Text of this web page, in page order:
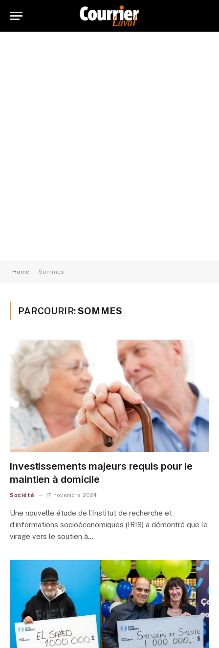
Home - Sommes
PARCOURIR:SOMMES
Investissements majeurs requis pour le
maintien à domicile
Société 17 novembre 2024
Une nouvelle étude de l’Institut de recherche et
d’informations socioéconomiques (IRIS) a démontré que le
virage vers le soutien à…